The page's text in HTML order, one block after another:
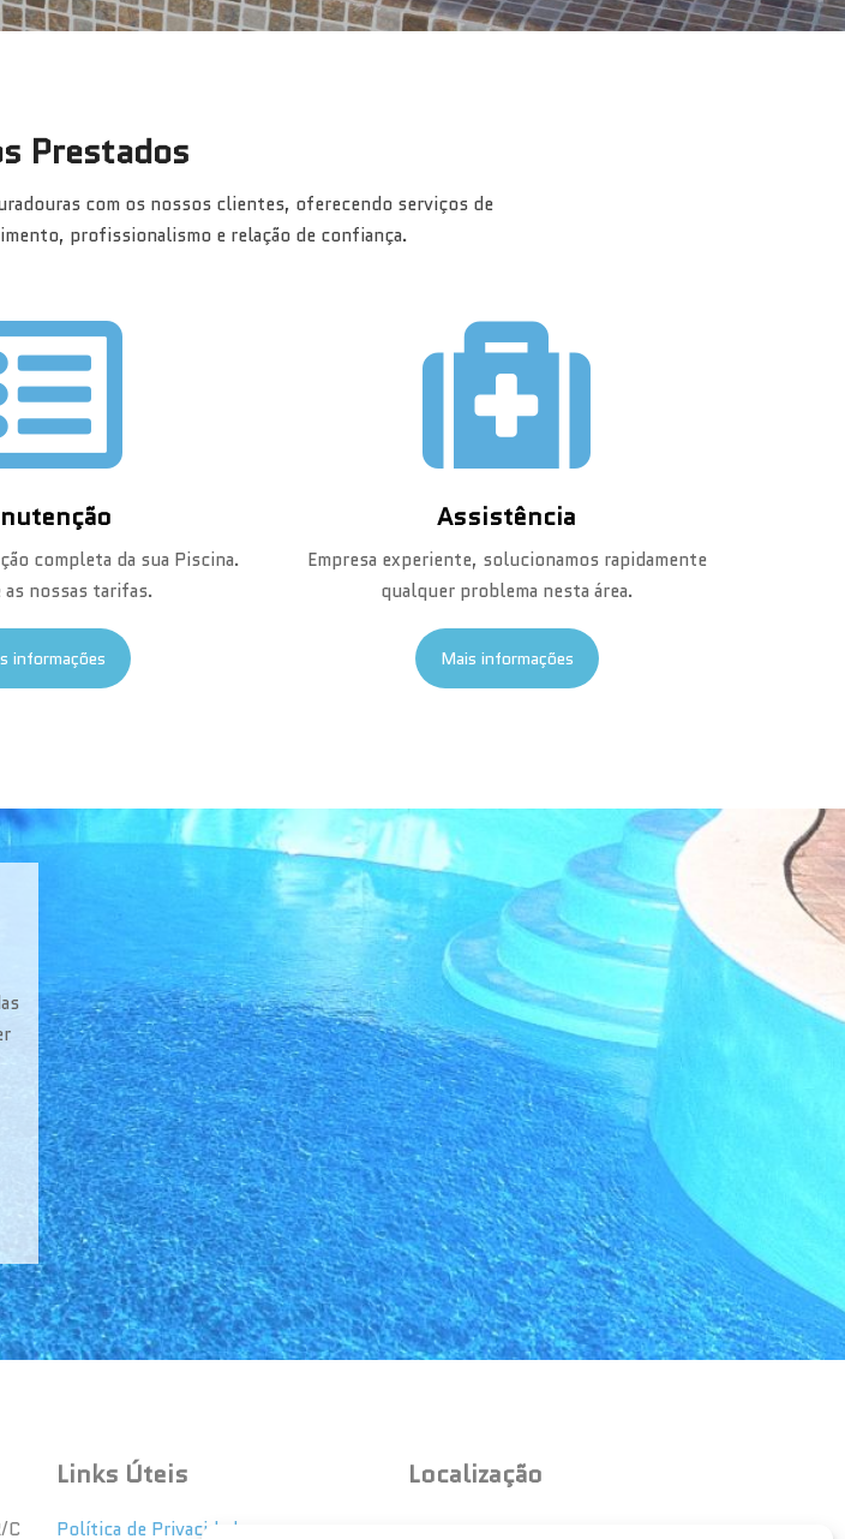
Prestados
com os nossos clientes, oferecendo serviços de
profissionalismo e relação de confiança.
completa da sua Piscina.
nossas tarifas.
informações
Assistência
Empresa experiente, solucionamos rapidamente
qualquer problema nesta área.
Mais informações
C
Links Úteis
Política de Privacidade
Localização